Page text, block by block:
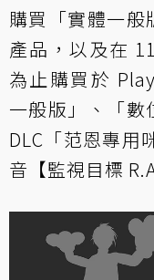
購買「實體一般
產品，以及在
為止購買於
一般版」、「數
DLC「范恩專用
音【監視目標